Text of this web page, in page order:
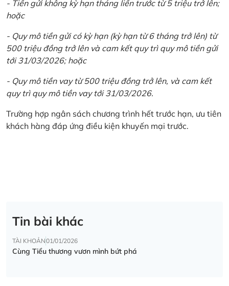
- Tiền gửi không kỳ hạn tháng liền trước từ 5 triệu trở lên;
hoặc
- Quy mô tiền gửi có kỳ hạn (kỳ hạn từ 6 tháng trở lên) từ
500 triệu đồng trở lên và cam kết quy trì quy mô tiền gửi
tới 31/03/2026; hoặc
- Quy mô tiền vay từ 500 triệu đồng trở lên, và cam kết
quy trì quy mô tiền vay tới 31/03/2026.
Trường hợp ngân sách chương trình hết trước hạn, ưu tiên
khách hàng đáp ứng điều kiện khuyến mại trước.
Tin bài khác
TÀI KHOẢN01/01/2026
Cùng Tiểu thương vươn mình bứt phá